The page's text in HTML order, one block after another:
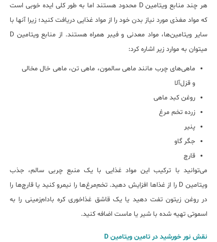
هر چند منابع ویتامین D محدود هستند اما به طور کلی ایده خوبی است
که مواد مغذی مورد نیاز بدن خود را از مواد غذایی دریافت کنید؛ زیرا آن‎ها با
سایر ویتامین‌ها، مواد معدنی و فیبر همراه هستند. از منابع ویتامین D
می‏توان به موارد زیر اشاره کرد:
ماهی‌های چرب مانند ماهی سالمون، ماهی تن، ماهی خال مخالی
و قزل‌آلا
روغن کبد ماهی
زرده تخم مرغ
پنیر
جگر گاو
قارچ
می‌توانید با ترکیب این مواد غذایی با یک منبع چربی سالم، جذب
ویتامین D را از غذاها افزایش دهید. تخم‌مرغ‌ها را نیمرو کنید یا قارچ‌ها را
در روغن زیتون تفت دهید یا یک قاشق غذاخوری کره بادام‌زمینی را به
اسموتی تهیه شده با شیر یا ماست اضافه کنید.
ﻧﻘﺶ ﻧﻮر ﺧﻮرﺷﯿﺪ در تامین ویتامین D